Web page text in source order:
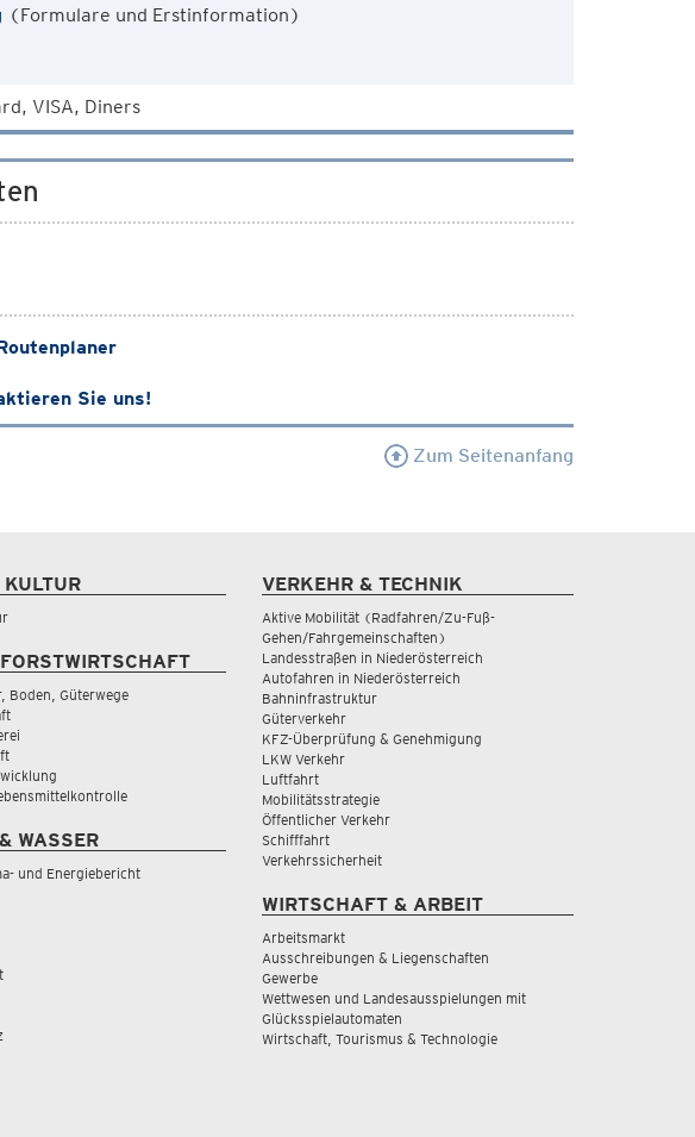
(Formulare und Erstinformation)
VISA, Diners
Sie uns!
Zum Seitenanfang
Boden, Güterwege
WASSER
und Energiebericht
VERKEHR & TECHNIK
Aktive Mobilität (Radfahren/Zu-Fuß-
Gehen/Fahrgemeinschaften)
Landesstraßen in Niederösterreich
Autofahren in Niederösterreich
Bahninfrastruktur
Güterverkehr
KFZ-Überprüfung & Genehmigung
LKW Verkehr
Luftfahrt
Mobilitätsstrategie
Öffentlicher Verkehr
Schifffahrt
Verkehrssicherheit
WIRTSCHAFT & ARBEIT
Arbeitsmarkt
Ausschreibungen & Liegenschaften
Gewerbe
Wettwesen und Landesausspielungen mit
Glücksspielautomaten
Wirtschaft, Tourismus & Technologie